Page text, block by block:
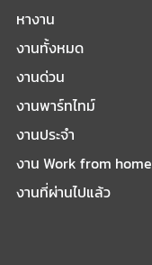
หางาน
งานทั้งหมด
งานด่วน
งานพาร์ทไทม์
งานประจำ
งาน Work from home
งานที่ผ่านไปแล้ว